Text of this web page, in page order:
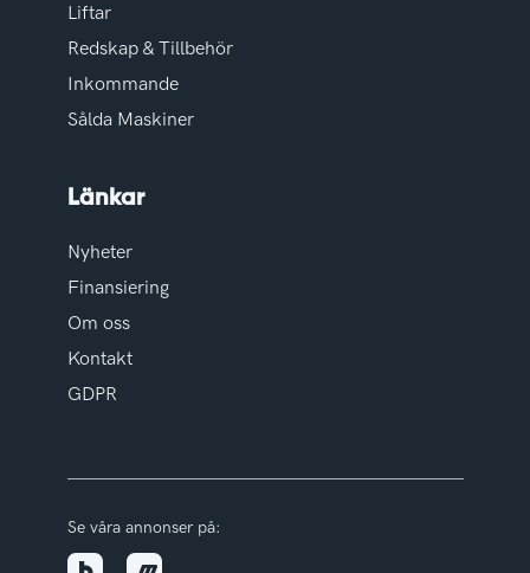
Liftar
Redskap & Tillbehör
Inkommande
Sålda Maskiner
Länkar
Nyheter
Finansiering
Om oss
Kontakt
GDPR
Se våra annonser på: